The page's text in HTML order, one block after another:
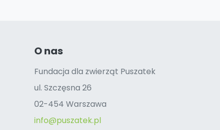
O nas
Fundacja dla zwierząt Puszatek
ul. Szczęsna 26
02-454 Warszawa
info@puszatek.pl